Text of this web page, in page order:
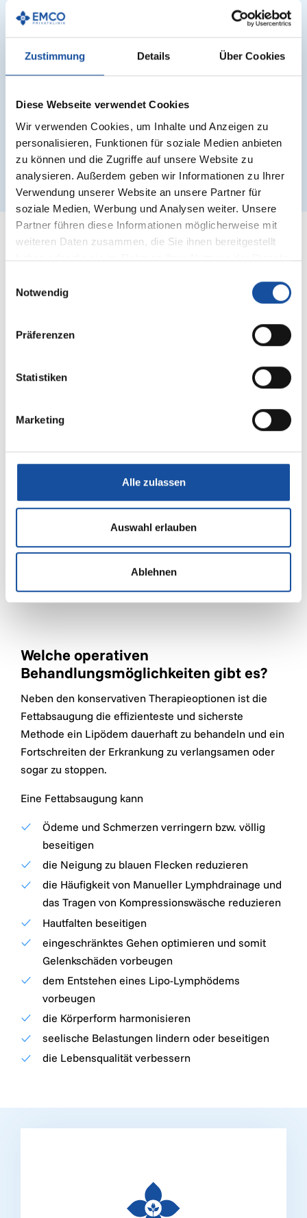
Zustimmung Details Über Cookies
Diese Webseite verwendet Cookies
Wir verwenden Cookies, um Inhalte und Anzeigen zu
personalisieren, Funktionen für soziale Medien anbieten
zu können und die Zugriffe auf unsere Website zu
analysieren. Außerdem geben wir Informationen zu Ihrer
Verwendung unserer Website an unsere Partner für
soziale Medien, Werbung und Analysen weiter. Unsere
Partner führen diese Informationen möglicherweise mit
weiteren Daten zusammen, die Sie ihnen bereitgestellt
haben oder die sie im Rahmen Ihrer Nutzung der Dienste
Notwendig
Präferenzen
Statistiken
Marketing
Alle zulassen
Auswahl erlauben
Ablehnen
Fettverteilungsstörung in Abhängigkeit der
betroffenen Körperregion in Typen einordnen
Typ 1
Typ 3
Typ 4
Welche konservativen
Lymphtrabstroms angestrebt (komplexe
werden folgende Methoden angewendet:
Hautpflege
Kompressionsbehandlung (Flachstrick-
Versorgung)
Bewegung (z.B. Schwimmen)
Ernährung
Welche operativen
Behandlungsmöglichkeiten gibt es?
Neben den konservativen Therapieoptionen ist die
Fettabsaugung die effizienteste und sicherste
Methode ein Lipödem dauerhaft zu behandeln und ein
Fortschreiten der Erkrankung zu verlangsamen oder
sogar zu stoppen.
Eine Fettabsaugung kann
Ödeme und Schmerzen verringern bzw. völlig
beseitigen
die Neigung zu blauen Flecken reduzieren
die Häufigkeit von Manueller Lymphdrainage und
das Tragen von Kompressionswäsche reduzieren
Hautfalten beseitigen
eingeschränktes Gehen optimieren und somit
Gelenkschäden vorbeugen
dem Entstehen eines Lipo-Lymphödems
vorbeugen
die Körperform harmonisieren
seelische Belastungen lindern oder beseitigen
die Lebensqualität verbessern